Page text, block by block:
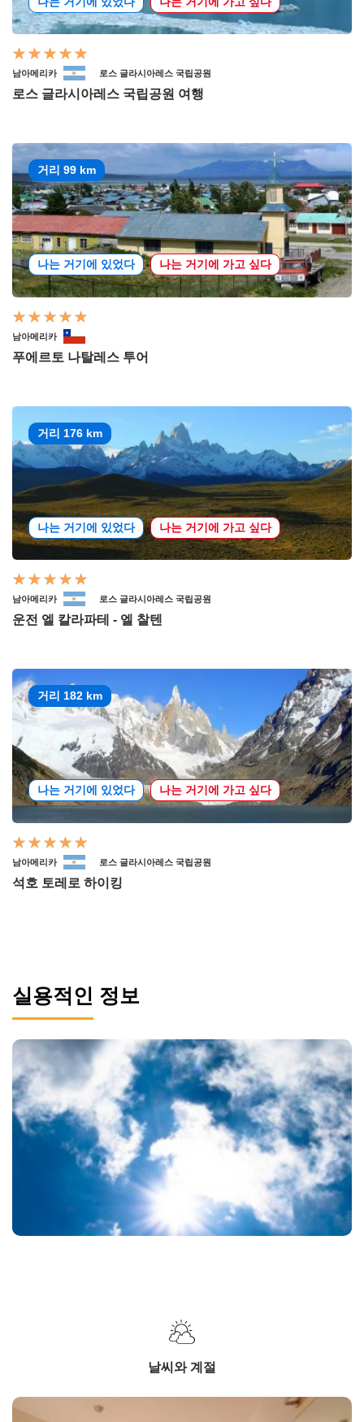
남아메리카 로스 글라시아레스 국립공원
로스 글라시아레스 국립공원 여행
거리 99 km
나는 거기에 있었다 나는 거기에 가고 싶다
남아메리카
푸에르토 나탈레스 투어
거리 176 km
나는 거기에 있었다 나는 거기에 가고 싶다
남아메리카 로스 글라시아레스 국립공원
운전 엘 칼라파테 - 엘 찰텐
거리 182 km
나는 거기에 있었다 나는 거기에 가고 싶다
남아메리카 로스 글라시아레스 국립공원
석호 토레로 하이킹
실용적인 정보
날씨와 계절